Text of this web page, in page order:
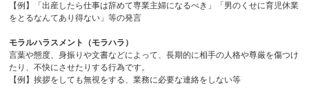
【例】「出産したら仕事は辞めて専業主婦になるべき」「男のくせに育児休業
をとるなんてあり得ない」等の発言
モラルハラスメント（モラハラ）
言葉や態度、身振りや文書などによって、長期的に相手の人格や尊厳を傷つけ
たり、不快にさせたりする行為です。
【例】挨拶をしても無視をする、業務に必要な連絡をしない等